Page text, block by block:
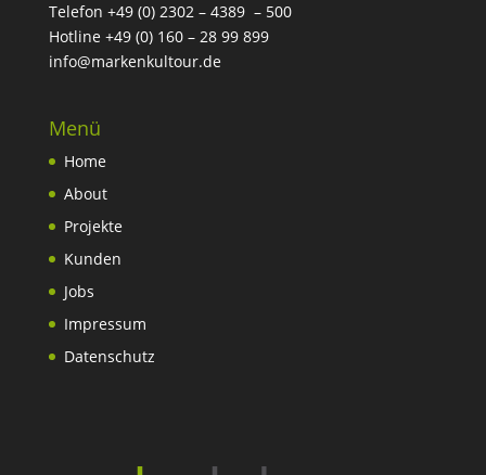
Telefon +49 (0) 2302 – 4389 – 500
Hotline +49 (0) 160 – 28 99 899
info@markenkultour.de
Menü
Home
About
Projekte
Kunden
Jobs
Impressum
Datenschutz